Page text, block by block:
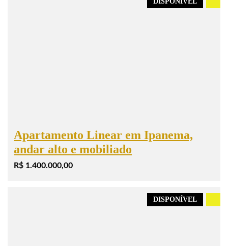
Apartamento Linear em Ipanema,
andar alto e mobiliado
R$ 1.400.000,00
DISPONÍVEL